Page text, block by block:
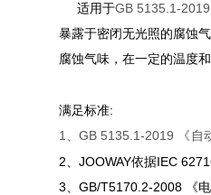
适用于GB 5135.1-
暴露于密闭无光照的腐蚀
腐蚀气味，在一定的温度
满足标准:
1、GB 5135.1-2019
《 自
2、JOOWAY依据IEC
3、GB/T5170.2-2008 《